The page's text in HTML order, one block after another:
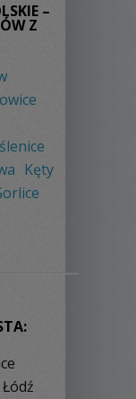
–
Z
Kęty
Łódź